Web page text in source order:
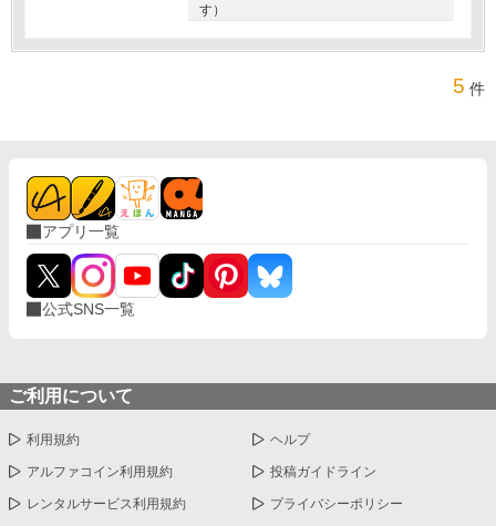
す）
5 件
アプリ一覧
公式SNS一覧
ご利用について
利用規約 ヘルプ
アルファコイン利用規約 投稿ガイドライン
レンタルサービス利用規約 プライバシーポリシー